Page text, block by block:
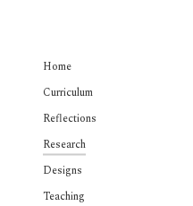
Home
Curriculum
Reflections
Research
Designs
Teaching